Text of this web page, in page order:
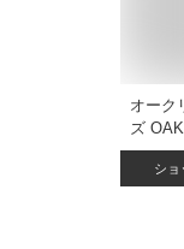
オーク
ズ
ショ